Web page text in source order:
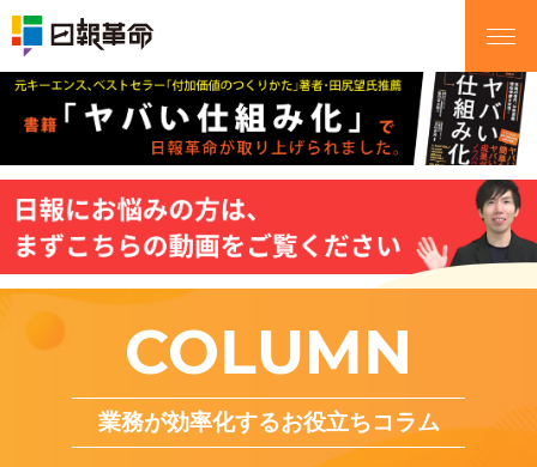
COLUMN
業務が効率化するお役立ちコラム